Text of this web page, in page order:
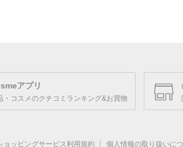
アプリ
・コスメのクチコミランキング&お買物
ョッピングサービス利用規約 個人情報の取り扱いに